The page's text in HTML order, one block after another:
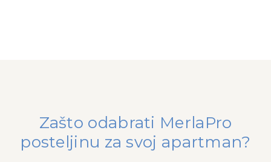
Zašto odabrati MerlaPro
posteljinu za svoj apartman?